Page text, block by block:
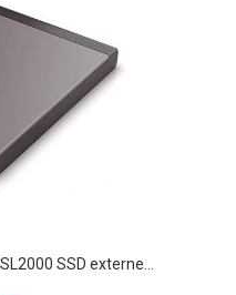
SSD externe...